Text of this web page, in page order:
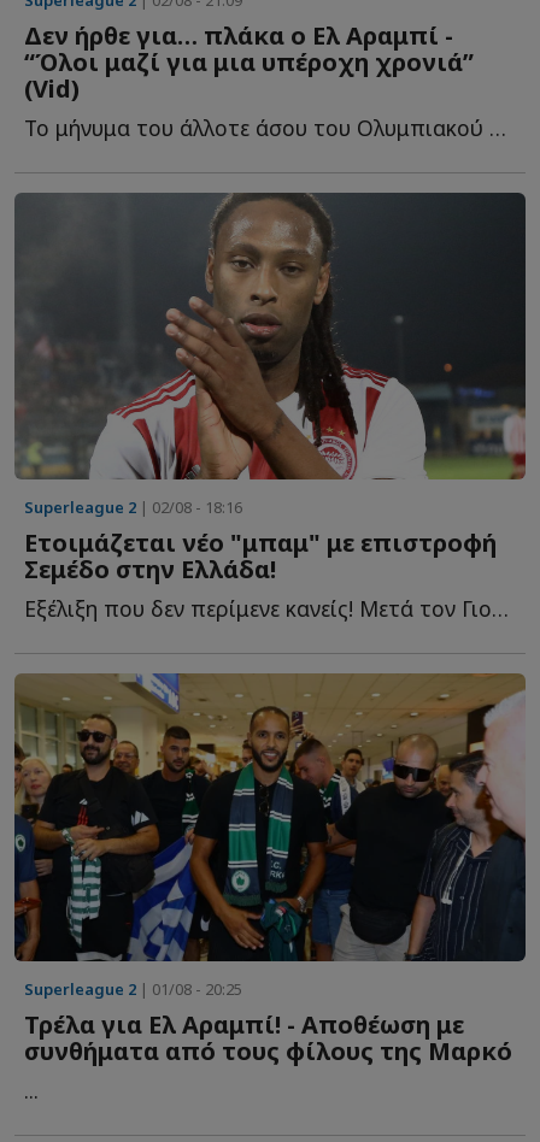
Δεν ήρθε για… πλάκα ο Ελ Αραμπί -
“Όλοι μαζί για μια υπέροχη χρονιά”
(Vid)
Το μήνυμα του άλλοτε άσου του Ολυμπιακού στους οπαδούς τ...
Superleague 2 | 02/08 - 18:16
Ετοιμάζεται νέο "μπαμ" με επιστροφή
Σεμέδο στην Ελλάδα!
Εξέλιξη που δεν περίμενε κανείς! Μετά τον Γιουσέφ Ελ Α...
Superleague 2 | 01/08 - 20:25
Τρέλα για Ελ Αραμπί! - Αποθέωση με
συνθήματα από τους φίλους της Μαρκό
...